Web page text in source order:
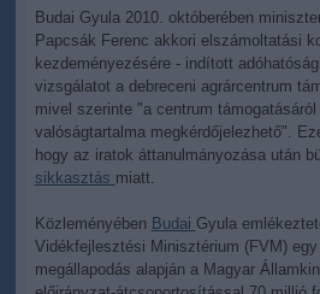
Budai Gyula 2010. októberében
Papcsák Ferenc akkori elszámoltatási
kezdeményezésére - indított
vizsgálatot a debreceni agrárcentrum
mivel szerinte "a centrum
valóságtartalma megkérdőjelezhető".
hogy az iratok áttanulmányozása után
sikkasztás miatt.
Közleményében Budai Gyula
Vidékfejlesztési Minisztérium (FVM)
megállapodás alapján a Magyar